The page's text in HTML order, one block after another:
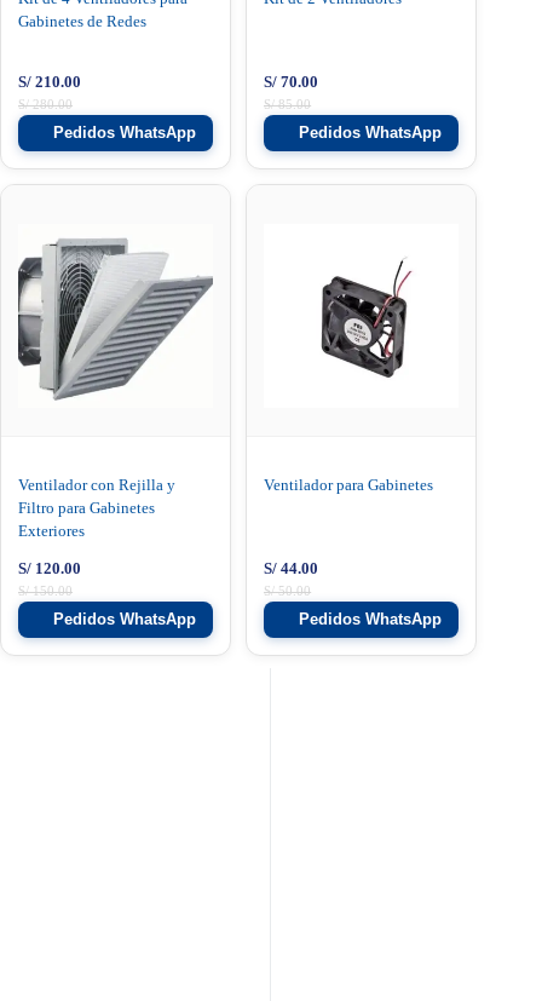
Gabinetes de Redes
S/280.00
S/ 210.00
Pedidos WhatsApp
S/85.00
S/ 70.00
Pedidos WhatsApp
Ventilador con Rejilla y
Filtro para Gabinetes
Exteriores
S/150.00
S/ 120.00
Pedidos WhatsApp
Ventilador para Gabinetes
S/50.00
S/ 44.00
Pedidos WhatsApp